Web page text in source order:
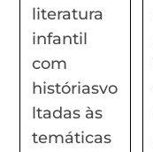
literatura
infantil
com
históriasvo
ltadas às
temáticas